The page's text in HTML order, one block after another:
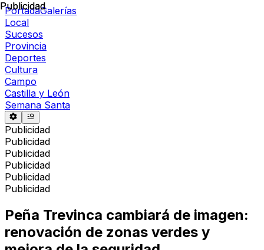
PortadaGalerías
Local
Sucesos
Provincia
Deportes
Cultura
Campo
Castilla y León
Semana Santa
Publicidad
Publicidad
Publicidad
Publicidad
Publicidad
Publicidad
Publicidad
Peña Trevinca cambiará de imagen:
renovación de zonas verdes y
Publicidad